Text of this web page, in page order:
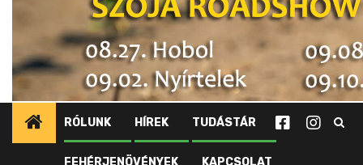
RÓLUNK HÍREK TUDÁSTÁR
FEHÉRJENÖVÉNYEK KAPCSOLAT